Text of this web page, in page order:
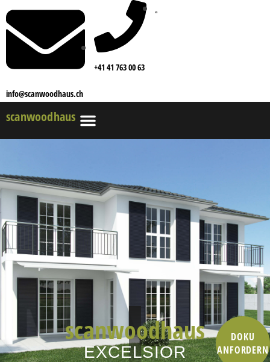
info@scanwoodhaus.ch
+41 41 763 00 63
scanwoodhaus
scanwoodhaus
EXCELSIOR
DOKU
ANFORDERN